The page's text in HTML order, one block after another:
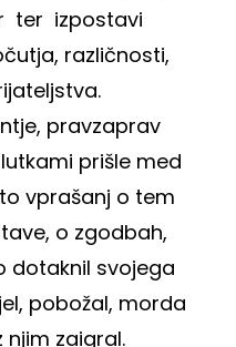
ter izpostavi
različnosti,
pravzaprav
prišle med
vprašanj o tem
o zgodbah,
dotaknil svojega
pobožal, morda
njim zaigral.